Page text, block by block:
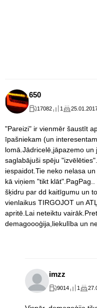
650
17082 1
"Pareizi" ir vienmēr šaustīt
īpašniekam (un
lomā.Jādricelē,jāpazemo
saglabājuši spēju
iespaidot.Tie neko nelasa
kā viņiem "tikt
šķidru par dd kaitīgumu un
vienlaikus TIRGOJOT un
apritē.Lai neteiktu
demagoooģija,liekulība un
imzz
9014 1